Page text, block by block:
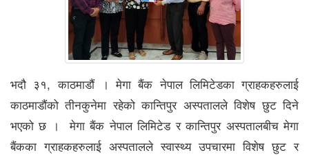
भदौ ३१, काठमाडौं । मेगा बैंक नेपाल लिमिटेडका ग्राहकहरुलाई
काठमाडौंको तीनकुनेमा रहेको कान्तिपुर अस्पतालले विशेष छुट दिने
भएको छ । मेगा बैंक नेपाल लिमिटेड र कान्तिपुर अस्पतालबीच मेगा
बैंकका ग्राहकहरुलाई अस्पतालले स्वास्थ्य उपचारमा विशेष छुट र